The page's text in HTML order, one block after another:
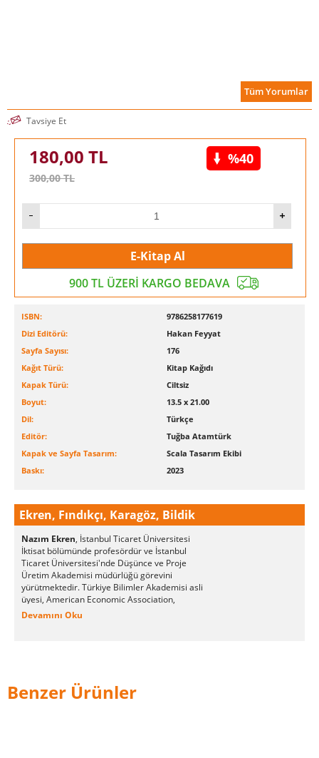
Tüm Yorumlar
Tavsiye Et
180,00 TL
300,00TL
%40
E-Kitap Al
900 TL ÜZERİ KARGO BEDAVA
ISBN:
9786258177619
Dizi Editörü:
Hakan Feyyat
Sayfa Sayısı:
176
Kağıt Türü:
Kitap Kağıdı
Kapak Türü:
Ciltsiz
Boyut:
13.5 x 21.00
Dil:
Türkçe
Editör:
Tuğba Atamtürk
Kapak ve Sayfa Tasarım:
Scala Tasarım Ekibi
Baskı:
2023
Ekren, Fındıkçı, Karagöz, Bildik
Nazım Ekren, İstanbul Ticaret Üniversitesi
İktisat bölümünde profesördür ve İstanbul
Ticaret Üniversitesi'nde Düşünce ve Proje
Üretim Akademisi müdürlüğü görevini
yürütmektedir. Türkiye Bilimler Akademisi asli
üyesi, American Economic Association,
European Economic Association üyesi, TÜBİTAK
öğrencilere çeşitli dersler vermektedir.
Devamını Oku
Benzer Ürünler